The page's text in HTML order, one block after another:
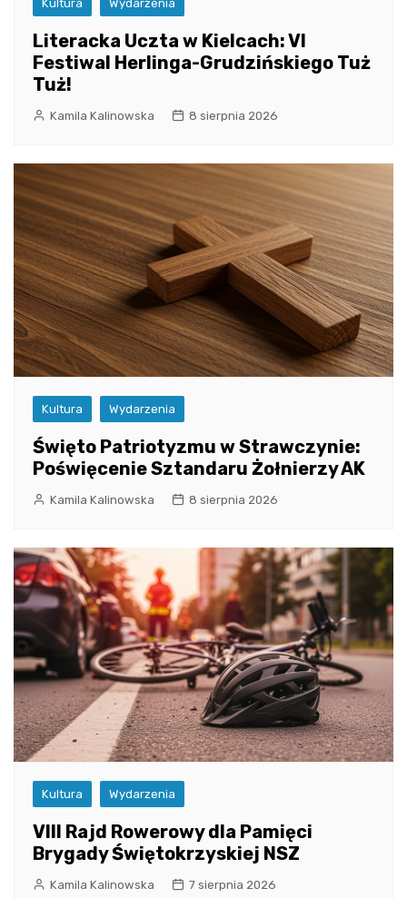
Kultura Wydarzenia
Literacka Uczta w Kielcach: VI
Festiwal Herlinga-Grudzińskiego Tuż
Tuż!
Kamila Kalinowska 8 sierpnia 2026
Kultura Wydarzenia
Święto Patriotyzmu w Strawczynie:
Poświęcenie Sztandaru Żołnierzy AK
Kamila Kalinowska 8 sierpnia 2026
Kultura Wydarzenia
VIII Rajd Rowerowy dla Pamięci
Brygady Świętokrzyskiej NSZ
Kamila Kalinowska 7 sierpnia 2026